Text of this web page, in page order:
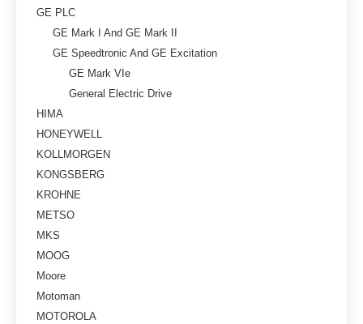
GE PLC
GE Mark I And GE Mark II
GE Speedtronic And GE Excitation
GE Mark VIe
General Electric Drive
HIMA
HONEYWELL
KOLLMORGEN
KONGSBERG
KROHNE
METSO
MKS
MOOG
Moore
Motoman
MOTOROLA